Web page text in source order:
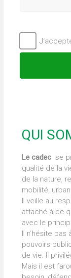
QUI
Le cadecse
qualité de la
de la nature,
mobilité,
Il veille au
attaché à ce
avec le
Il n’hésite
pouvoirs
de vie. Il
Mais il est